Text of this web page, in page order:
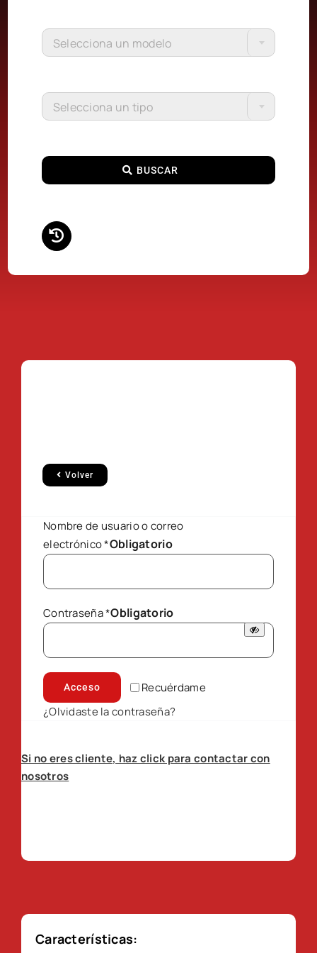
Selecciona un modelo
Selecciona un tipo
BUSCAR
Volver
Nombre de usuario o correo
electrónico*Obligatorio
Contraseña*Obligatorio
Recuérdame
Acceso
¿Olvidaste la contraseña?
Si no eres cliente, haz click para contactar con
nosotros
Características: